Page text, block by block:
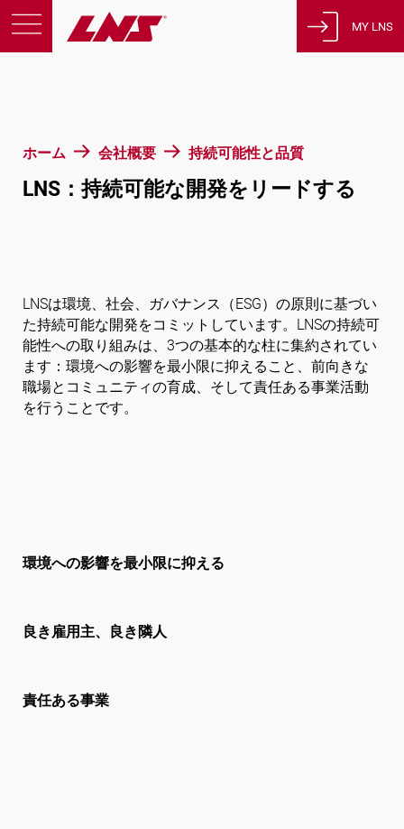
ホーム 会社概要 持続可能性と品質
LNS：持続可能な開発をリードする
LNSは環境、社会、ガバナンス（ESG）の原則に基づい
た持続可能な開発をコミットしています。LNSの持続可
能性への取り組みは、3つの基本的な柱に集約されてい
ます：環境への影響を最小限に抑えること、前向きな
職場とコミュニティの育成、そして責任ある事業活動
を行うことです。
comment
環境への影響を最小限に抑える
partner_exchange
良き雇用主、良き隣人
check_circle
責任ある事業
採用情報
スイス
日本語
MY LNS